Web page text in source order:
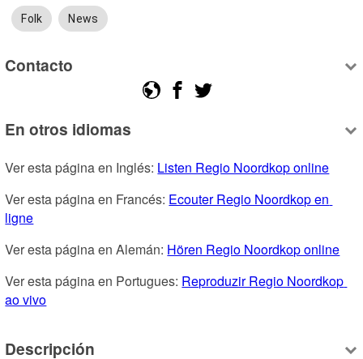
Folk News
Contacto
En otros idiomas
Ver esta página en Inglés: Listen Regio Noordkop online
Ver esta página en Francés: Ecouter Regio Noordkop en
ligne
Ver esta página en Alemán: Hören Regio Noordkop online
Ver esta página en Portugues: Reproduzir Regio Noordkop
ao vivo
Descripción